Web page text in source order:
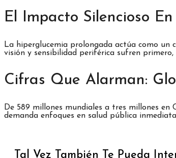
El Impacto Silencioso
La hiperglucemia prolongada actúa como un
visión y sensibilidad periférica sufren
Cifras Que Alarman:
De 589 millones mundiales a tres millones en
demanda enfoques en salud pública
Tal Vez También Te Pueda